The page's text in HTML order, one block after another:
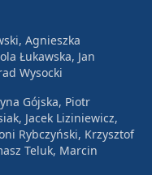
Agnieszka
Łukawska, Jan
Wysocki
Gójska, Piotr
Jacek Liziniewicz,
Rybczyński, Krzysztof
Teluk, Marcin